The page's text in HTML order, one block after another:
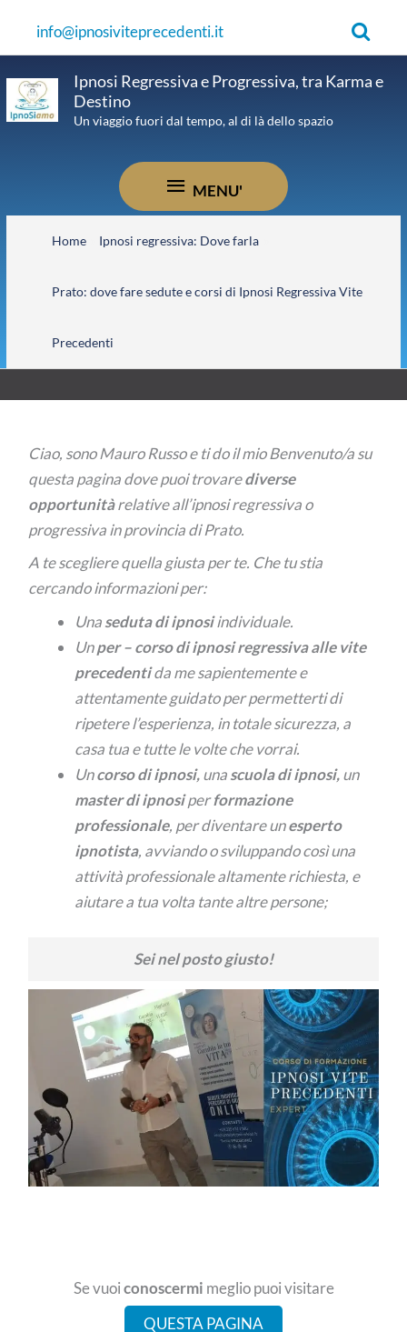
info@ipnosiviteprecedenti.it Cerca
Ipnosi Regressiva e Progressiva, tra Karma e
Destino
Un viaggio fuori dal tempo, al di là dello spazio
MENU'
MENU'
Home Ipnosi regressiva: Dove farla
Prato: dove fare sedute e corsi di Ipnosi Regressiva Vite
Precedenti
Ciao, sono Mauro Russo e ti do il mio Benvenuto/a su
questa pagina dove puoi trovarediverse
opportunitàrelative all’ipnosi regressiva o
progressiva in provincia di Prato.
A te scegliere quella giusta per te. Che tu stia
cercando informazioni per:
Unaseduta di ipnosiindividuale.
Unper –corso di ipnosi regressiva alle vite
precedentida me sapientemente e
attentamente guidato per permetterti di
ripetere l’esperienza, in totale sicurezza, a
casa tua e tutte le volte che vorrai.
Uncorso di ipnosi,unascuola di ipnosi,un
master di ipnosiperformazione
professionale, per diventare unesperto
ipnotista, avviando o sviluppando così una
attività professionale altamente richiesta, e
aiutare a tua volta tante altre persone;
Sei nel posto giusto!
Se vuoiconoscermi meglio puoi visitare
QUESTA PAGINA